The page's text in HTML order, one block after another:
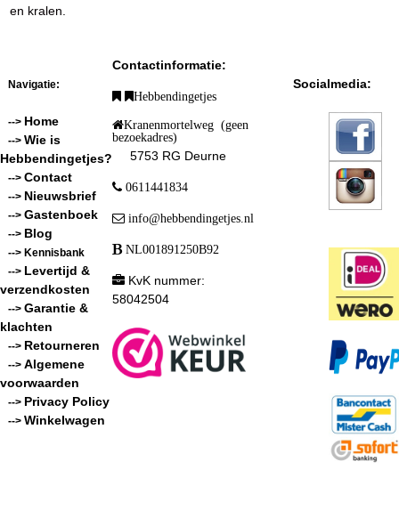
en kralen.
Navigatie:
--> Home
--> Wie is
Hebbendingetjes?
--> Contact
--> Nieuwsbrief
--> Gastenboek
--> Blog
--> Kennisbank
--> Levertijd &
verzendkosten
--> Garantie &
klachten
--> Retourneren
--> Algemene
voorwaarden
--> Privacy Policy
--> Winkelwagen
Contactinformatie:
Hebbendingetjes
Kranenmortelweg (geen
bezoekadres)
5753 RG Deurne
0611441834
info@hebbendingetjes.nl
NL001891250B92
KvK nummer:
58042504
Socialmedia: